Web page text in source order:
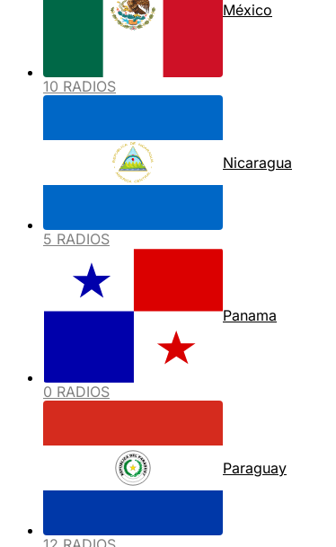
México
10 RADIOS
Nicaragua
5 RADIOS
Panama
0 RADIOS
Paraguay